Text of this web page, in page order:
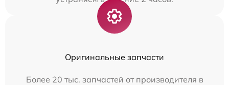
Оригинальные запчасти
Более 20 тыс. запчастей от производителя в